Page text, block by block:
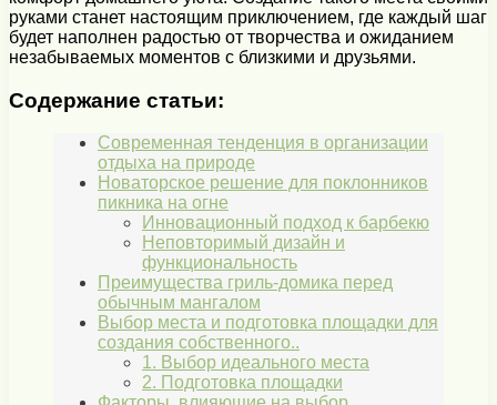
руками станет настоящим приключением, где каждый шаг
будет наполнен радостью от творчества и ожиданием
незабываемых моментов с близкими и друзьями.
Содержание статьи:
Современная тенденция в организации
отдыха на природе
Новаторское решение для поклонников
пикника на огне
Инновационный подход к барбекю
Неповторимый дизайн и
функциональность
Преимущества гриль-домика перед
обычным мангалом
Выбор места и подготовка площадки для
создания собственного..
1. Выбор идеального места
2. Подготовка площадки